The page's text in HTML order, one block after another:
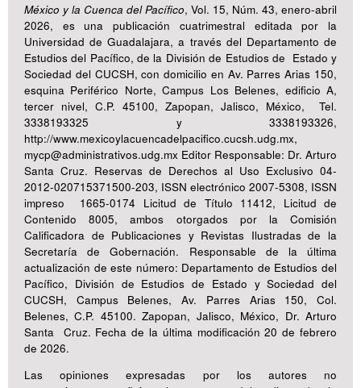
México y la Cuenca del Pacífico, Vol. 15, Núm. 43, enero-abril
2026, es una publicación cuatrimestral editada por la
Universidad de Guadalajara, a través del Departamento de
Estudios del Pacífico, de la División de Estudios de Estado y
Sociedad del CUCSH, con domicilio en Av. Parres Arias 150,
esquina Periférico Norte, Campus Los Belenes, edificio A,
tercer nivel, C.P. 45100, Zapopan, Jalisco, México, Tel.
3338193325 y 3338193326,
http://www.mexicoylacuencadelpacifico.cucsh.udg.mx,
mycp@administrativos.udg.mx Editor Responsable: Dr. Arturo
Santa Cruz. Reservas de Derechos al Uso Exclusivo 04-
2012-020715371500-203, ISSN electrónico 2007-5308, ISSN
impreso 1665-0174 Licitud de Título 11412, Licitud de
Contenido 8005, ambos otorgados por la Comisión
Calificadora de Publicaciones y Revistas Ilustradas de la
Secretaría de Gobernación. Responsable de la última
actualización de este número: Departamento de Estudios del
Pacífico, División de Estudios de Estado y Sociedad del
CUCSH, Campus Belenes, Av. Parres Arias 150, Col.
Belenes, C.P. 45100. Zapopan, Jalisco, México, Dr. Arturo
Santa Cruz. Fecha de la última modificación 20 de febrero
de 2026.
Las opiniones expresadas por los autores no